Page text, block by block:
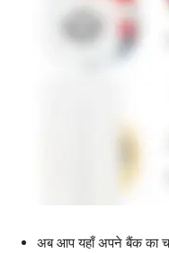
अब आप यहाँ अपने बैंक का